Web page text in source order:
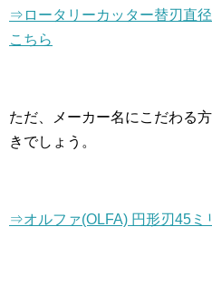
⇒ロータリーカッター替刃直
こちら
ただ、メーカー名にこだわる
きでしょう。
⇒オルファ(OLFA) 円形刃45ミ